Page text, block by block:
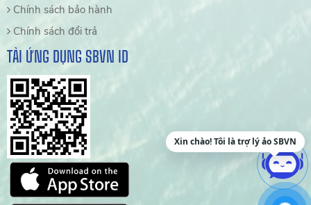
Chính sách bảo hành
Chính sách đổi trả
TẢI ỨNG DỤNG SBVN ID
Xin chào! Tôi là trợ lý ảo SBVN